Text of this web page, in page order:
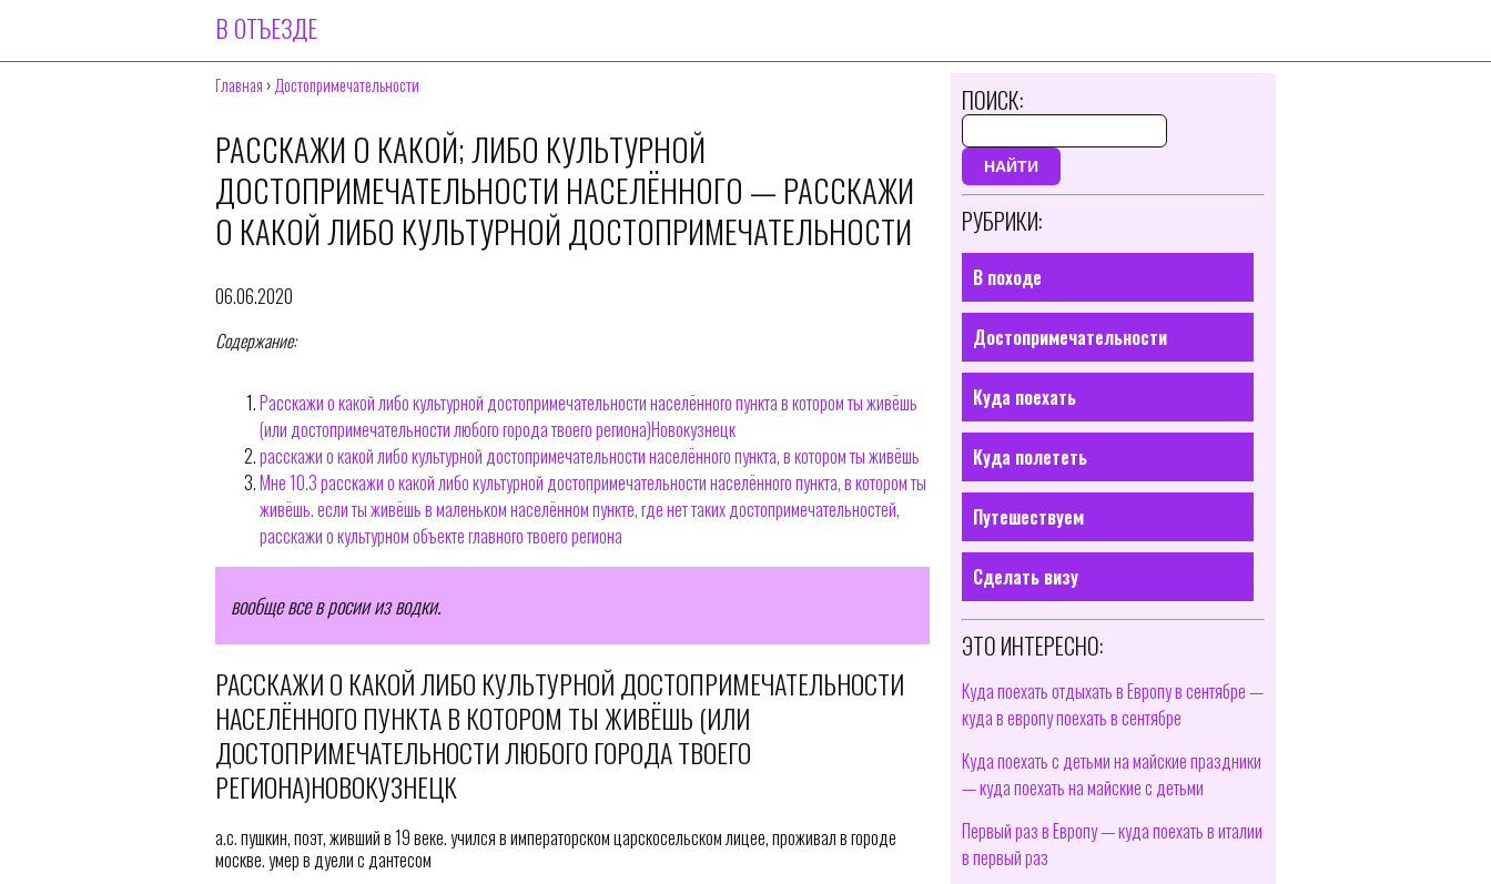
В ОТЪЕЗДЕ
Главная › Достопримечательности
РАССКАЖИ О КАКОЙ; ЛИБО КУЛЬТУРНОЙ
ДОСТОПРИМЕЧАТЕЛЬНОСТИ НАСЕЛЁННОГО — РАССКАЖИ
О КАКОЙ ЛИБО КУЛЬТУРНОЙ ДОСТОПРИМЕЧАТЕЛЬНОСТИ
06.06.2020
Содержание:
Расскажи о какой либо культурной достопримечательности населённого пункта в котором ты живёшь
(или достопримечательности любого города твоего региона)Новокузнецк
расскажи о какой либо культурной достопримечательности населённого пункта, в котором ты живёшь
Мне 10.3 расскажи о какой либо культурной достопримечательности населённого пункта, в котором ты
живёшь. если ты живёшь в маленьком населённом пункте, где нет таких достопримечательностей,
расскажи о культурном объекте главного твоего региона
вообще все в росии из водки.
РАССКАЖИ О КАКОЙ ЛИБО КУЛЬТУРНОЙ ДОСТОПРИМЕЧАТЕЛЬНОСТИ
НАСЕЛЁННОГО ПУНКТА В КОТОРОМ ТЫ ЖИВЁШЬ (ИЛИ
ДОСТОПРИМЕЧАТЕЛЬНОСТИ ЛЮБОГО ГОРОДА ТВОЕГО
РЕГИОНА)НОВОКУЗНЕЦК
а.с. пушкин, поэт, живший в 19 веке. учился в императорском царскосельском лицее, проживал в городе
москве. умер в дуели с дантесом
ПОИСК:
НАЙТИ
РУБРИКИ:
В походе
Достопримечательности
Куда поехать
Куда полететь
Путешествуем
Сделать визу
ЭТО ИНТЕРЕСНО:
Куда поехать отдыхать в Европу в сентябре —
куда в европу поехать в сентябре
Куда поехать с детьми на майские праздники
— куда поехать на майские с детьми
Первый раз в Европу — куда поехать в италии
в первый раз